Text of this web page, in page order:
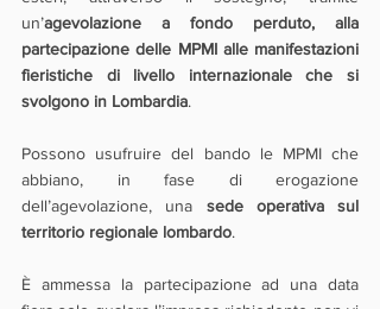
un’agevolazione a fondo perduto, alla
partecipazione delle MPMI alle manifestazioni
fieristiche di livello internazionale che si
svolgono in Lombardia.
Possono usufruire del bando le MPMI che
abbiano, in fase di erogazione
dell’agevolazione, una sede operativa sul
territorio regionale lombardo.
È ammessa la partecipazione ad una data